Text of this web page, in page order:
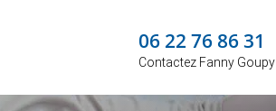
06 22 76 86 31
Contactez Fanny Goupy